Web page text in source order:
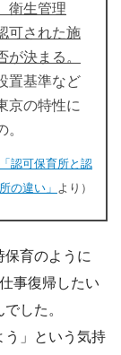
衛生管理
可された施
決まる。
置基準など
京の特性に
認可保育所と認
の違い」 より）
育のように
事復帰したい
した。
う」という気持